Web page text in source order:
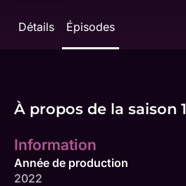
Détails Épisodes
À propos de la saison 1
Information
Année de production
2022